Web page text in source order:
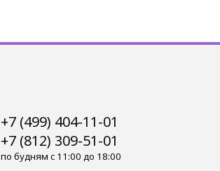
+7 (499) 404-11-01
+7 (812) 309-51-01
по будням с 11:00 до 18:00